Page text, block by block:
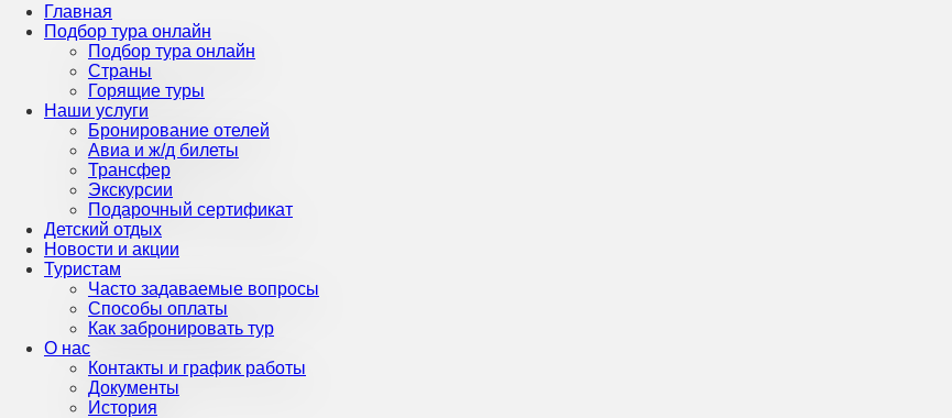
Главная
Подбор тура онлайн
Подбор тура онлайн
Страны
Горящие туры
Наши услуги
Бронирование отелей
Авиа и ж/д билеты
Трансфер
Экскурсии
Подарочный сертификат
Детский отдых
Новости и акции
Туристам
Часто задаваемые вопросы
Способы оплаты
Как забронировать тур
О нас
Контакты и график работы
Документы
История